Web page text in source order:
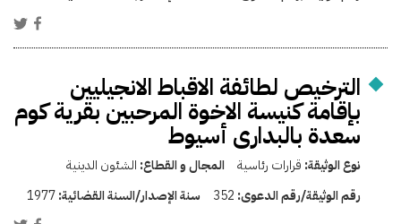
الترخيص لطائفة الاقباط الانجيليين
بإقامة كنيسة الاخوة المرحبين بقرية كوم
سعدة بالبدارى أسيوط
نوع الوثيقة: قرارات رئاسية المجال و القطاع: الشئون الدينية
رقم الوثيقة/رقم الدعوى: 352 سنة الإصدار/السنة القضائية:1977